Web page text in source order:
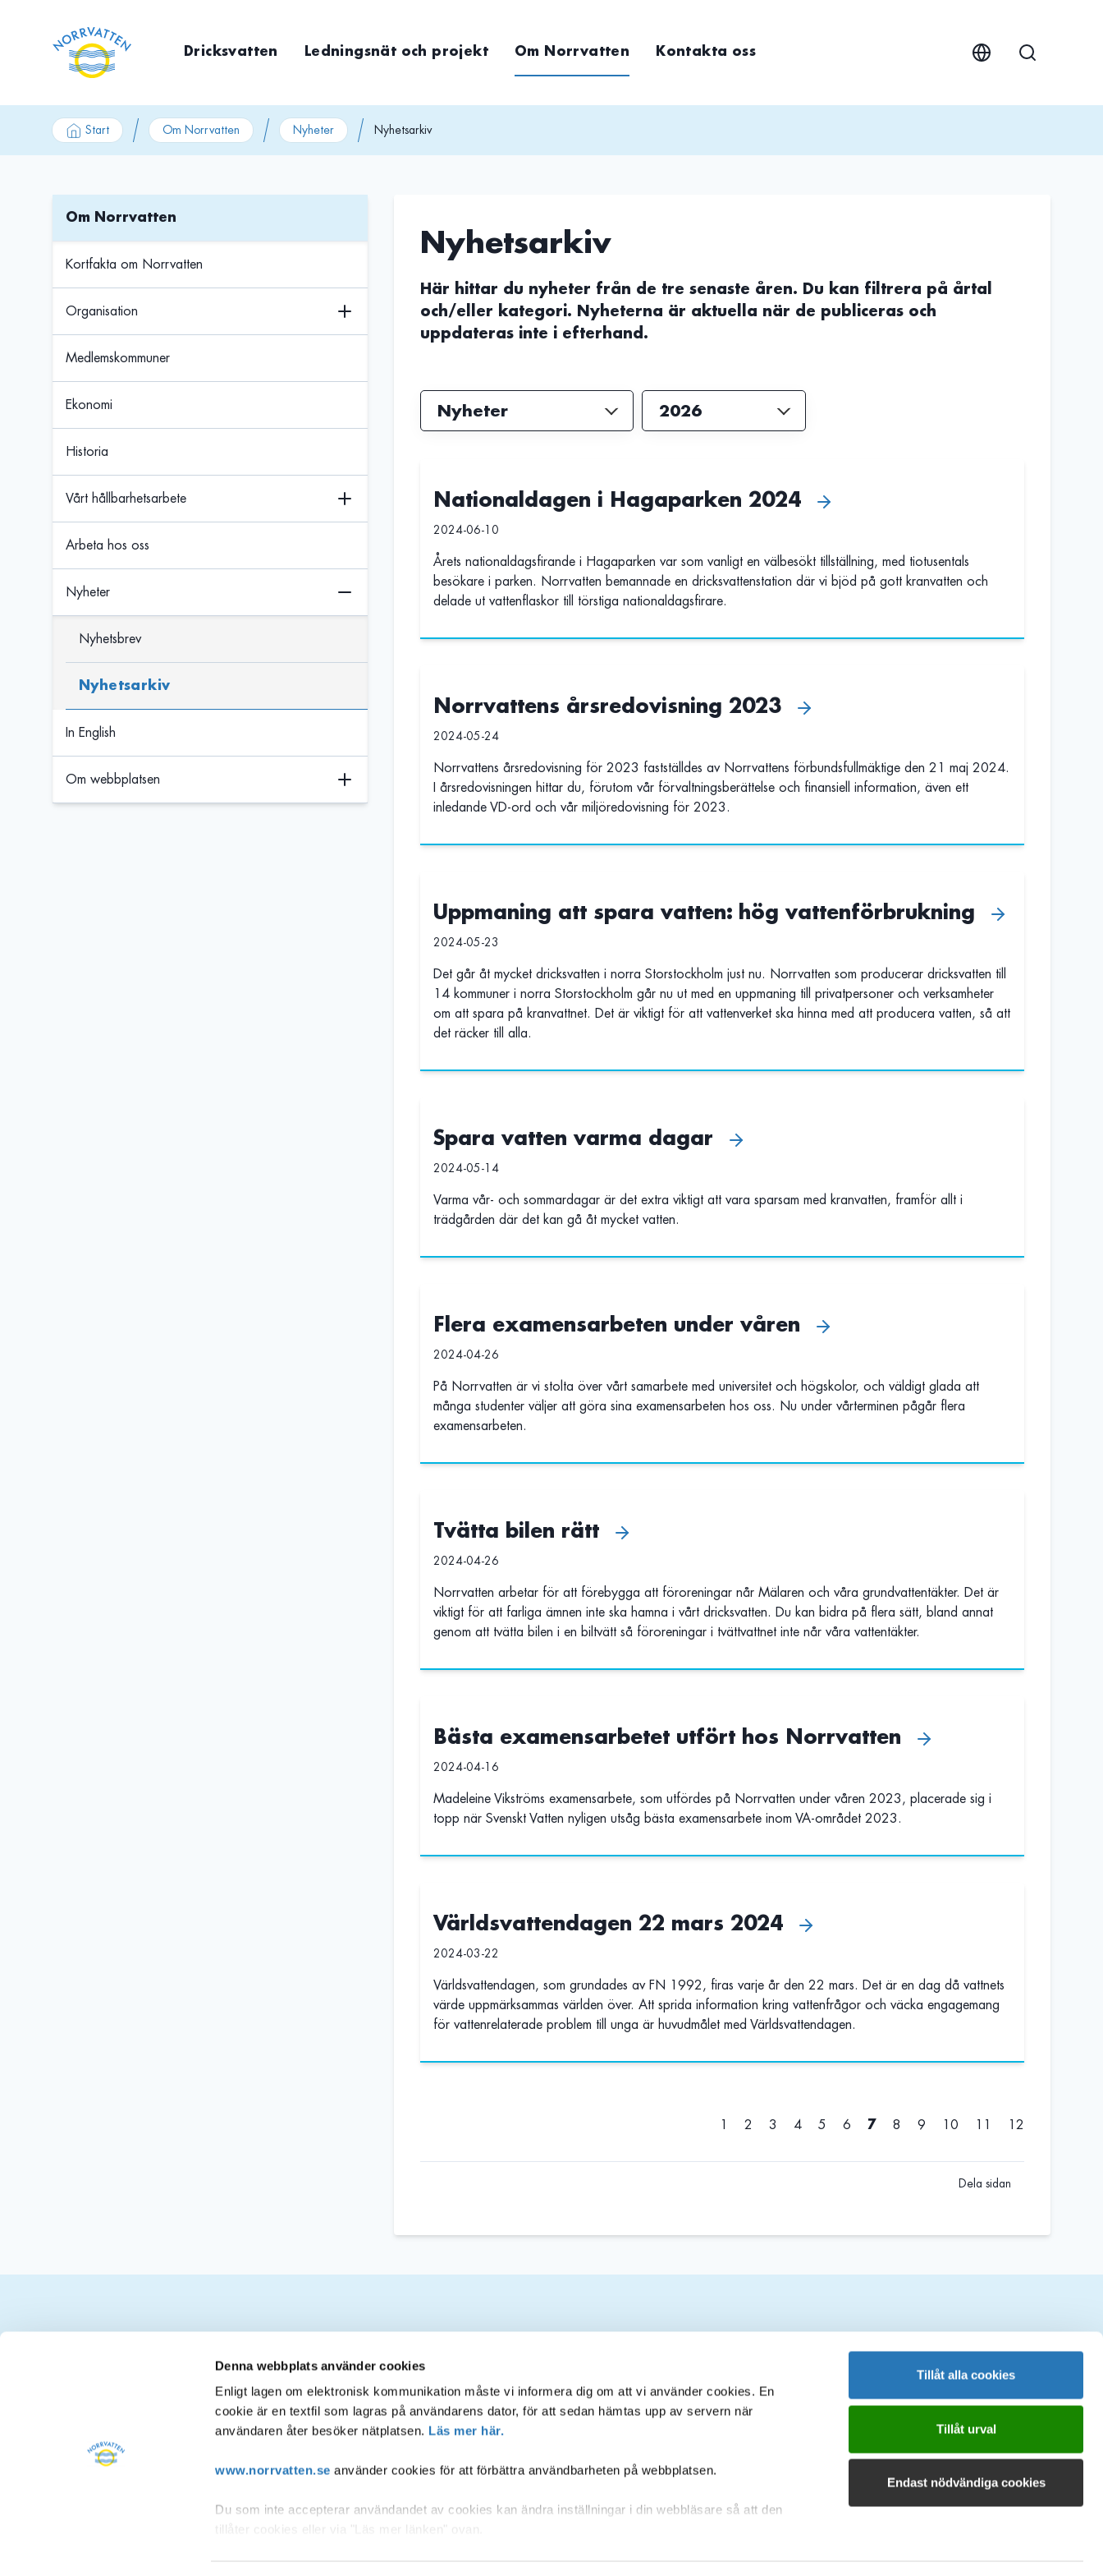
Denna webbplats använder cookies
Enligt lagen om elektronisk kommunikation måste vi informera dig om att vi använder cookies. En
cookie är en textfil som lagras på användarens dator, för att sedan hämtas upp av servern när
användaren åter besöker nätplatsen. Läs mer här.
www.norrvatten.se använder cookies för att förbättra användbarheten på webbplatsen.
Du som inte accepterar användandet av cookies kan ändra inställningar i din webbläsare så att den
tillåter cookies eller via "Läs mer länken" ovan.
Tillåt alla cookies
Tillåt urval
Endast nödvändiga cookies
Dricksvatten Ledningsnät och projekt Om Norrvatten Kontakta oss
Start Om Norrvatten Nyheter Nyhetsarkiv
Om Norrvatten
Kortfakta om Norrvatten
Organisation
Medlemskommuner
Ekonomi
Historia
Vårt hållbarhetsarbete
Arbeta hos oss
Nyheter
Nyhetsbrev
Nyhetsarkiv
In English
Om webbplatsen
Nyhetsarkiv
Här hittar du nyheter från de tre senaste åren. Du kan filtrera på årtal
och/eller kategori. Nyheterna är aktuella när de publiceras och
uppdateras inte i efterhand.
Nationaldagen i Hagaparken 2024
2024-06-10
Årets nationaldagsfirande i Hagaparken var som vanligt en välbesökt tillställning, med tiotusentals
besökare i parken. Norrvatten bemannade en dricksvattenstation där vi bjöd på gott kranvatten och
delade ut vattenflaskor till törstiga nationaldagsfirare.
Norrvattens årsredovisning 2023
2024-05-24
Norrvattens årsredovisning för 2023 fastställdes av Norrvattens förbundsfullmäktige den 21 maj 2024.
I årsredovisningen hittar du, förutom vår förvaltningsberättelse och finansiell information, även ett
inledande VD-ord och vår miljöredovisning för 2023.
Uppmaning att spara vatten: hög vattenförbrukning
2024-05-23
Det går åt mycket dricksvatten i norra Storstockholm just nu. Norrvatten som producerar dricksvatten till
14 kommuner i norra Storstockholm går nu ut med en uppmaning till privatpersoner och verksamheter
om att spara på kranvattnet. Det är viktigt för att vattenverket ska hinna med att producera vatten, så att
det räcker till alla.
Spara vatten varma dagar
2024-05-14
Varma vår- och sommardagar är det extra viktigt att vara sparsam med kranvatten, framför allt i
trädgården där det kan gå åt mycket vatten.
Flera examensarbeten under våren
2024-04-26
På Norrvatten är vi stolta över vårt samarbete med universitet och högskolor, och väldigt glada att
många studenter väljer att göra sina examensarbeten hos oss. Nu under vårterminen pågår flera
examensarbeten.
Tvätta bilen rätt
2024-04-26
Norrvatten arbetar för att förebygga att föroreningar når Mälaren och våra grundvattentäkter. Det är
viktigt för att farliga ämnen inte ska hamna i vårt dricksvatten. Du kan bidra på flera sätt, bland annat
genom att tvätta bilen i en biltvätt så föroreningar i tvättvattnet inte når våra vattentäkter.
Bästa examensarbetet utfört hos Norrvatten
2024-04-16
Madeleine Vikströms examensarbete, som utfördes på Norrvatten under våren 2023, placerade sig i
topp när Svenskt Vatten nyligen utsåg bästa examensarbete inom VA-området 2023.
Världsvattendagen 22 mars 2024
2024-03-22
Världsvattendagen, som grundades av FN 1992, firas varje år den 22 mars. Det är en dag då vattnets
värde uppmärksammas världen över. Att sprida information kring vattenfrågor och väcka engagemang
för vattenrelaterade problem till unga är huvudmålet med Världsvattendagen.
1 2 3 4 5 6 7 8 9 10 11 12
Dela sidan
Postadress
Norrvatten
169 02 SOLNA
08-627 37 00
Om webbplatsen
Inloggning för administratörer
Hantering av personuppgifter